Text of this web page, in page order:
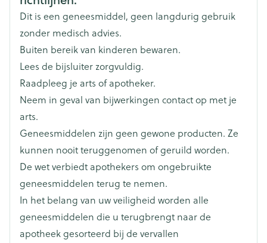
Het wordt aanbevolen de tabletten in de mond te
houden tot ze zacht worden, voor ze in te slikken.
Breedte 55 mm
Lengte
Diepte 91 mm
Ingrediënten
geen actieve ingrediënten
Behoud Kamertemperatuur (15°C - 25°C)
Dit is een geneesmiddel, geen langdurig gebruik
zonder medisch advies.
Buiten bereik van kinderen bewaren.
Lees de bijsluiter zorgvuldig.
Raadpleeg je arts of apotheker.
Neem in geval van bijwerkingen contact op met je
arts.
Geneesmiddelen zijn geen gewone producten. Ze
kunnen nooit teruggenomen of geruild worden.
De wet verbiedt apothekers om ongebruikte
geneesmiddelen terug te nemen.
In het belang van uw veiligheid worden alle
geneesmiddelen die u terugbrengt naar de
apotheek gesorteerd bij de vervallen